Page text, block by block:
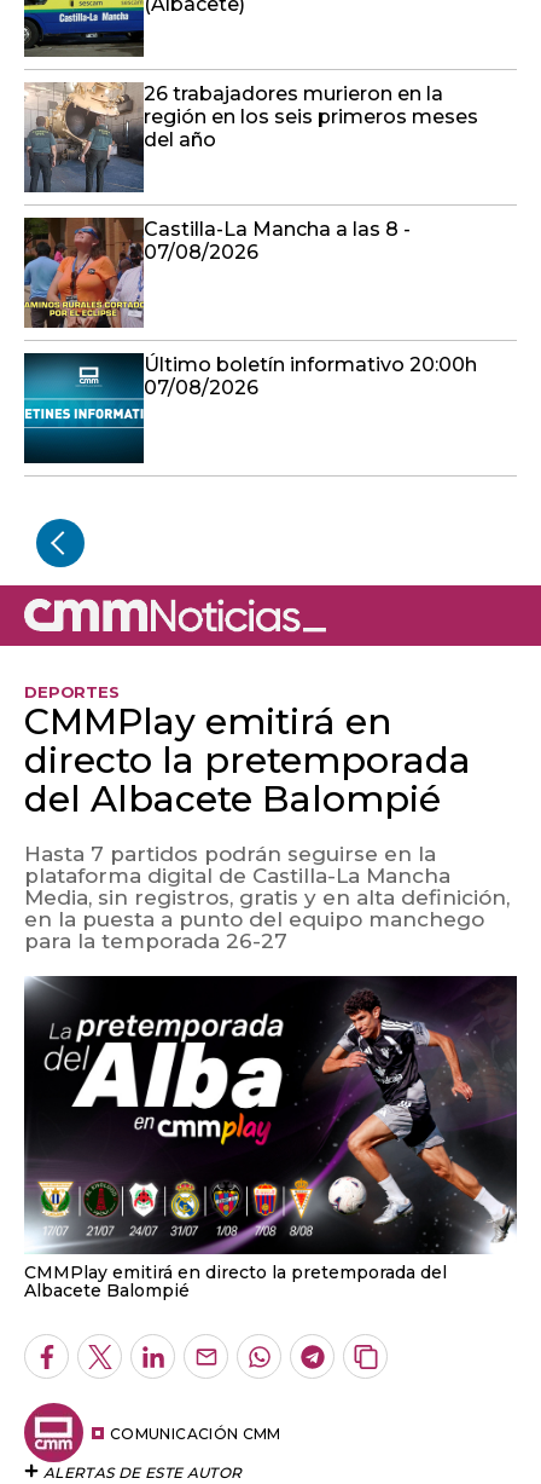
(Albacete)
26 trabajadores murieron en la
región en los seis primeros meses
del año
Castilla-La Mancha a las 8 -
07/08/2026
Último boletín informativo 20:00h
07/08/2026
DEPORTES
CMMPlay emitirá en
directo la pretemporada
del Albacete Balompié
Hasta 7 partidos podrán seguirse en la
plataforma digital de Castilla-La Mancha
Media, sin registros, gratis y en alta definición,
en la puesta a punto del equipo manchego
para la temporada 26-27
CMMPlay emitirá en directo la pretemporada del
Albacete Balompié
Facebook
TwitterLinkedInEnviarWhatsapp
Telegram
Copiar
COMUNICACIÓN CMM
ALERTAS DE ESTE AUTOR